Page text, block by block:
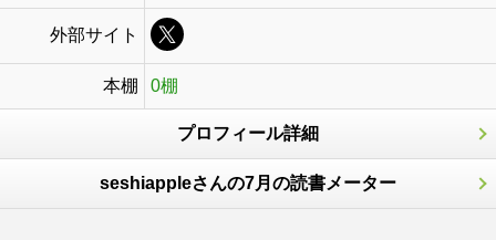
外部サイト
本棚 0棚
プロフィール詳細
seshiappleさんの7月の読書メーター